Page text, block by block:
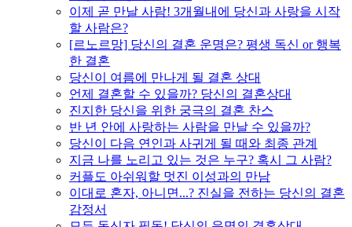
이제 곧 만날 사람! 3개월내에 당신과 사랑을 시작
할 사람은?
[르노르망] 당신의 결혼 운명은? 평생 독신 or 행복
한 결혼
당신이 여름에 만나게 될 결혼 상대
언제 결혼할 수 있을까? 당신의 결혼상대
진지한 당신을 위한 궁극의 결혼 찬스
반 년 안에 사랑하는 사람을 만날 수 있을까?
당신이 다음 연인과 사귀게 될 때와 최종 관계
지금 나를 노리고 있는 것은 누구? 혹시 그 사람?
커플도 아쉬워할 멋진 이성과의 만남
이대로 혼자, 아니면...? 진실을 전하는 당신의 결혼
감정서